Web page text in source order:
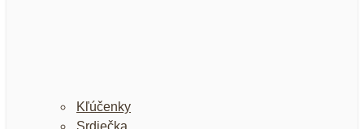
Kľúčenky
Srdiečka